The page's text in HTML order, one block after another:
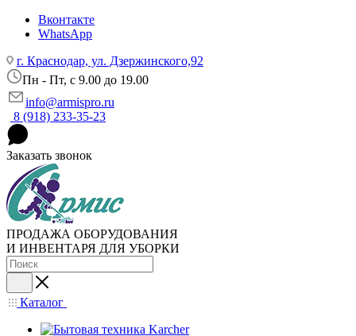
Вконтакте
WhatsApp
г. Краснодар, ул. Дзержинского,92
Пн - Пт, c 9.00 до 19.00
info@armispro.ru
8 (918) 233-35-23
Заказать звонок
ПРОДАЖА ОБОРУДОВАНИЯ
И ИНВЕНТАРЯ ДЛЯ УБОРКИ
Каталог